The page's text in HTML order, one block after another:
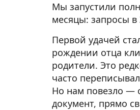
Мы запустили
месяцы: запросы
Первой удачей
рождении отца
родители. Это
часто
Но нам повезло —
документ, прямо